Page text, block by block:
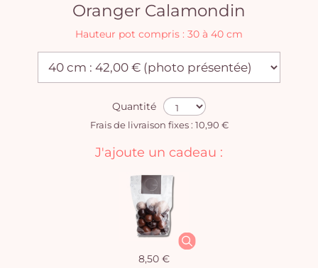
Oranger Calamondin
Hauteur pot compris : 30 à 40 cm
Quantité
Frais de livraison fixes : 10,90 €
J'ajoute un cadeau :
8,50 €